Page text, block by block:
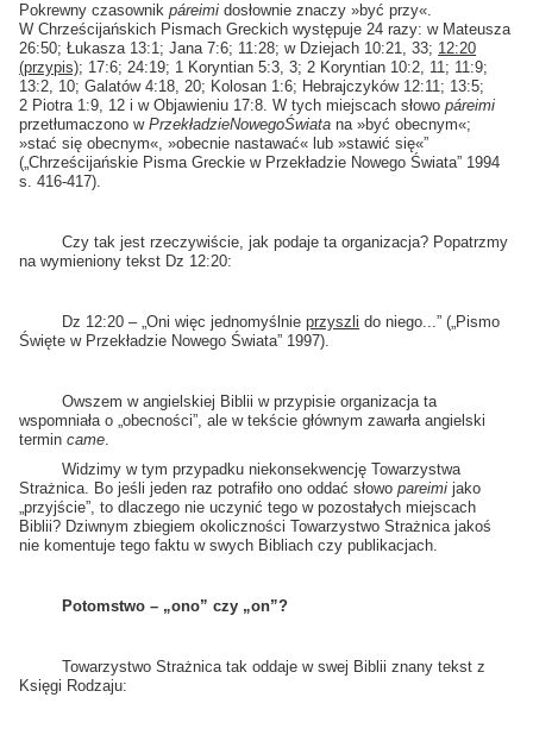
Pokrewny czasownikpáreimi dosłownie znaczy »być przy«.
W Chrześcijańskich Pismach Greckich występuje 24 razy: w Mateusza
26:50; Łukasza 13:1; Jana 7:6; 11:28; w Dziejach 10:21, 33; 12:20
(przypis); 17:6; 24:19; 1 Koryntian 5:3, 3; 2 Koryntian 10:2, 11; 11:9;
13:2, 10; Galatów 4:18, 20; Kolosan 1:6; Hebrajczyków 12:11; 13:5;
2 Piotra 1:9, 12 i w Objawieniu 17:8. W tych miejscach słowopáreimi
przetłumaczono wPrzekładzieNowegoŚwiata na »być obecnym«;
»stać się obecnym«, »obecnie nastawać« lub »stawić się«”
(„Chrześcijańskie Pisma Greckie w Przekładzie Nowego Świata” 1994
s. 416-417).
Czy tak jest rzeczywiście, jak podaje ta organizacja? Popatrzmy
na wymieniony tekst Dz 12:20:
Dz 12:20 – „Oni więc jednomyślnieprzyszli do niego...” („Pismo
Święte w Przekładzie Nowego Świata” 1997).
Owszem w angielskiej Biblii w przypisie organizacja ta
wspomniała o „obecności”, ale w tekście głównym zawarła angielski
termincame
Widzimy w tym przypadku niekonsekwencję Towarzystwa
Strażnica. Bo jeśli jeden raz potrafiło ono oddać słowopareimi jako
„przyjście”, to dlaczego nie uczynić tego w pozostałych miejscach
Biblii? Dziwnym zbiegiem okoliczności Towarzystwo Strażnica jakoś
nie komentuje tego faktu w swych Bibliach czy publikacjach.
Potomstwo – „ono” czy „on”?
Towarzystwo Strażnica tak oddaje w swej Biblii znany tekst z
Księgi Rodzaju: